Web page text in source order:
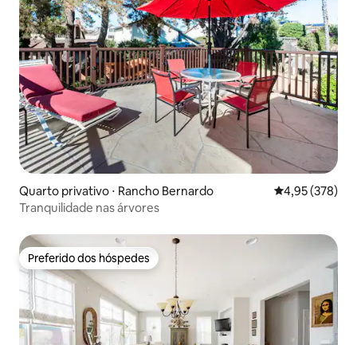
Quarto privativo ⋅ Rancho Bernardo 4,95 de uma
4,95 (378)
Tranquilidade nas árvores
Preferido dos hóspedes
Preferido dos hóspedes